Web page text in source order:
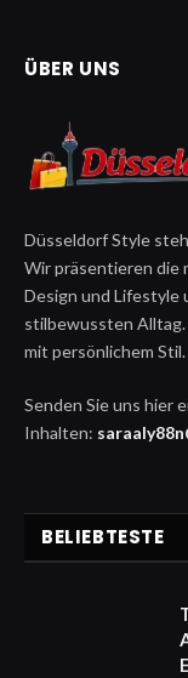
ÜBER UNS
Düsseldorf Style
Wir präsentieren die
Design und Lifestyle
stilbewussten
mit persönlichem Stil.
Senden Sie uns hier
Inhalten:
BELIEBTESTE